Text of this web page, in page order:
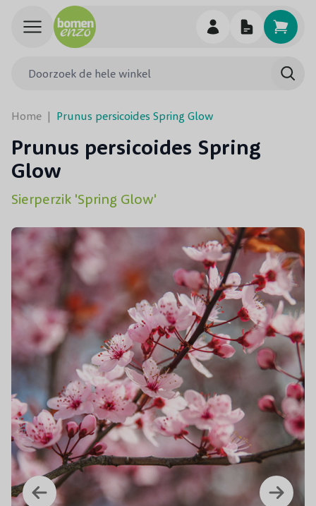
Ga naar de inhoud
Home | Prunus persicoides Spring Glow
Prunus persicoides Spring
Glow
Sierperzik 'Spring Glow'